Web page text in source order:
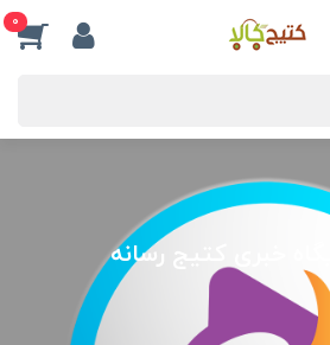
0
خبری کتیج رسانه